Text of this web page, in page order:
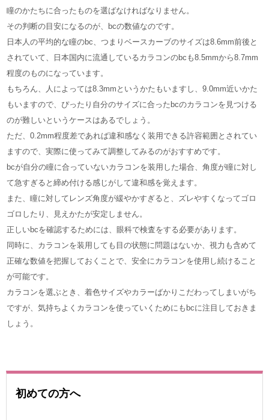
瞳のかたちに合ったものを選ばなければなりません。
その判断の目安になるのが、bcの数値なのです。
日本人の平均的な瞳のbc、つまりベースカーブのサイズは8.6mm前後と
されていて、日本国内に流通しているカラコンのbcも8.5mmから8.7mm
程度のものになっています。
もちろん、人によっては8.3mmというかたもいますし、9.0mm近いかた
もいますので、ぴったり自分のサイズに合ったbcのカラコンを見つける
のが難しいというケースはあるでしょう。
ただ、0.2mm程度差であれば違和感なく装用できる許容範囲とされてい
ますので、実際に使ってみて調整してみるのがおすすめです。
bcが自分の瞳に合っていないカラコンを装用した場合、角度が瞳に対し
て急すぎると締め付ける感じがして違和感を覚えます。
また、瞳に対してレンズ角度が緩やかすぎると、ズレやすくなってゴロ
ゴロしたり、見えかたが安定しません。
正しいbcを確認するためには、眼科で検査をする必要があります。
同時に、カラコンを装用しても目の状態に問題はないか、視力も含めて
正確な数値を把握しておくことで、安全にカラコンを使用し続けること
が可能です。
カラコンを選ぶとき、着色サイズやカラーばかりこだわってしまいがち
ですが、気持ちよくカラコンを使っていくためにもbcに注目しておきま
しょう。
初めての方へ